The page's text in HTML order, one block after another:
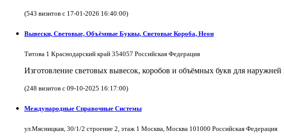
(543 визитов с 17-01-2026 16:40:00)
Вывески, Световые, Объёмные Буквы, Световые Короба, Неон
Титова 1 Краснодарский край 354057 Российская Федерация
Изготовление световых вывесок, коробов и объёмных букв для
(248 визитов с 09-10-2025 16:17:00)
Международные Справочные Системы
ул.Мясницкая, 30/1/2 строение 2, этаж 1 Москва, Москва 101000 Российская Федерация